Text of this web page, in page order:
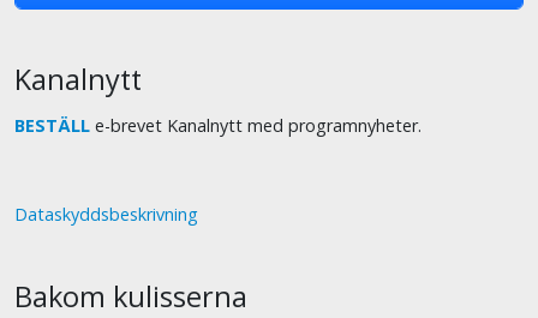
Kanalnytt
BESTÄLL e-brevet Kanalnytt med programnyheter.
Dataskyddsbeskrivning
Bakom kulisserna